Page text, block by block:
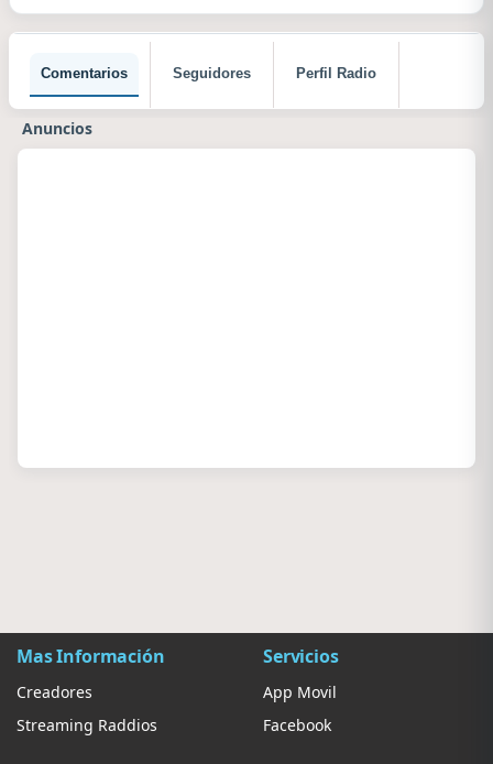
Comentarios Seguidores Perfil Radio
Anuncios
Mas Información
Creadores
Streaming Raddios
Servicios
App Movil
Facebook